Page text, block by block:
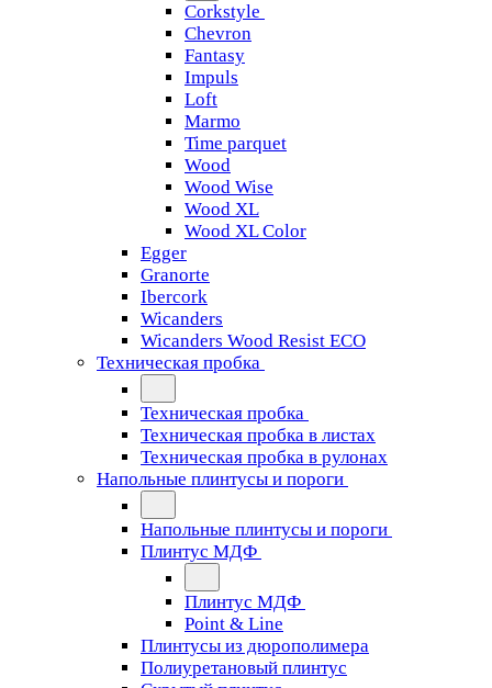
Corkstyle
Chevron
Fantasy
Impuls
Loft
Marmo
Time parquet
Wood
Wood Wise
Wood XL
Wood XL Color
Egger
Granorte
Ibercork
Wicanders
Wicanders Wood Resist ECO
Техническая пробка
Техническая пробка
Техническая пробка в листах
Техническая пробка в рулонах
Напольные плинтусы и пороги
Напольные плинтусы и пороги
Плинтус МДФ
Плинтус МДФ
Point & Line
Плинтусы из дюрополимера
Полиуретановый плинтус